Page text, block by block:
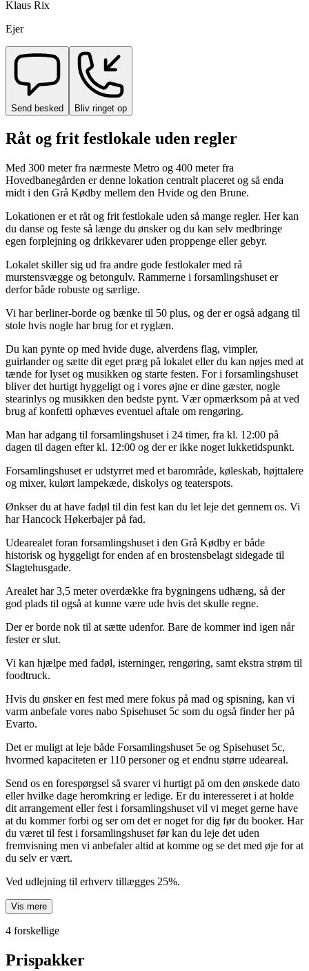
Klaus Rix
Ejer
Send besked Bliv ringet op
Råt og frit festlokale uden regler
Med 300 meter fra nærmeste Metro og 400 meter fra
Hovedbanegården er denne lokation centralt placeret og så enda
midt i den Grå Kødby mellem den Hvide og den Brune.
Lokationen er et råt og frit festlokale uden så mange regler. Her kan
du danse og feste så længe du ønsker og du kan selv medbringe
egen forplejning og drikkevarer uden proppenge eller gebyr.
Lokalet skiller sig ud fra andre gode festlokaler med rå
murstensvægge og betongulv. Rammerne i forsamlingshuset er
derfor både robuste og særlige.
Vi har berliner-borde og bænke til 50 plus, og der er også adgang til
stole hvis nogle har brug for et ryglæn.
Du kan pynte op med hvide duge, alverdens flag, vimpler,
guirlander og sætte dit eget præg på lokalet eller du kan nøjes med at
tænde for lyset og musikken og starte festen. For i forsamlingshuset
bliver det hurtigt hyggeligt og i vores øjne er dine gæster, nogle
stearinlys og musikken den bedste pynt. Vær opmærksom på at ved
brug af konfetti ophæves eventuel aftale om rengøring.
Man har adgang til forsamlingshuset i 24 timer, fra kl. 12:00 på
dagen til dagen efter kl. 12:00 og der er ikke noget lukketidspunkt.
Forsamlingshuset er udstyrret med et barområde, køleskab, højttalere
og mixer, kulørt lampekæde, diskolys og teaterspots.
Ønkser du at have fadøl til din fest kan du let leje det gennem os. Vi
har Hancock Høkerbajer på fad.
Udearealet foran forsamlingshuset i den Grå Kødby er både
historisk og hyggeligt for enden af en brostensbelagt sidegade til
Slagtehusgade.
Arealet har 3,5 meter overdække fra bygningens udhæng, så der
god plads til også at kunne være ude hvis det skulle regne.
Der er borde nok til at sætte udenfor. Bare de kommer ind igen når
fester er slut.
Vi kan hjælpe med fadøl, isterninger, rengøring, samt ekstra strøm til
foodtruck.
Hvis du ønsker en fest med mere fokus på mad og spisning, kan vi
varm anbefale vores nabo Spisehuset 5c som du også finder her på
Evarto.
Det er muligt at leje både Forsamlingshuset 5e og Spisehuset 5c,
hvormed kapaciteten er 110 personer og et endnu større udeareal.
Send os en forespørgsel så svarer vi hurtigt på om den ønskede dato
eller hvilke dage heromkring er ledige. Er du interesseret i at holde
dit arrangement eller fest i forsamlingshuset vil vi meget gerne have
at du kommer forbi og ser om det er noget for dig før du booker. Har
du været til fest i forsamlingshuset før kan du leje det uden
fremvisning men vi anbefaler altid at komme og se det med øje for at
du selv er vært.
Ved udlejning til erhverv tillægges 25%.
Vis mere
4 forskellige
Prispakker